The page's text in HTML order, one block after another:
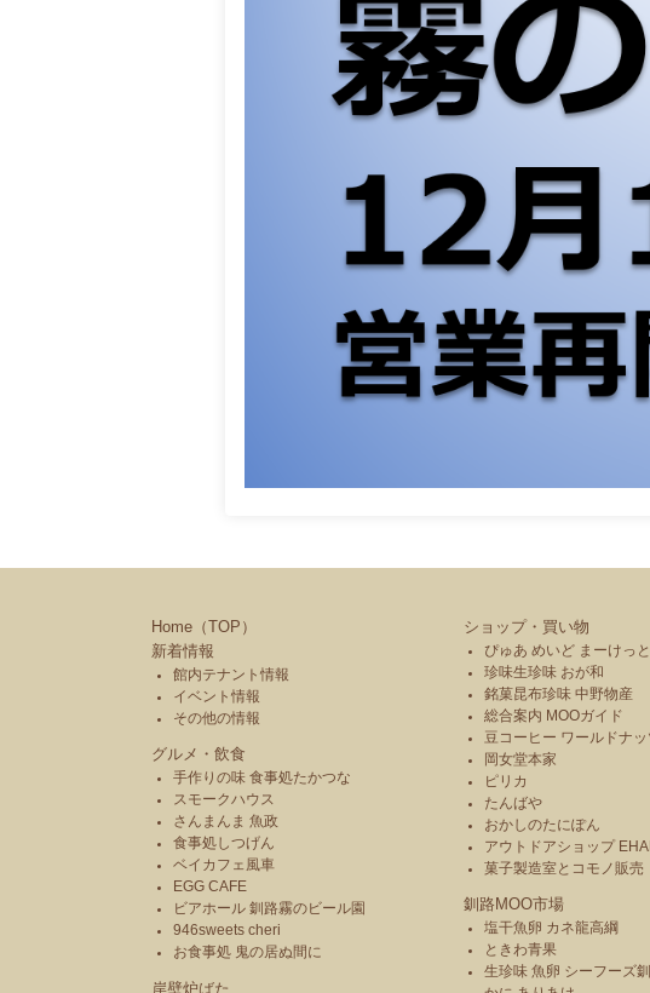
Home（TOP）
新着情報
館内テナント情報
イベント情報
その他の情報
グルメ・飲食
手作りの味 食事処たかつな
スモークハウス
さんまんま 魚政
食事処しつげん
ベイカフェ風車
EGG CAFE
ビアホール 釧路霧のビール園
946sweets cheri
お食事処 鬼の居ぬ間に
岸壁炉ばた
ショップ・買い物
ぴゅあ めいど まーけっと
珍味生珍味 おが和
銘菓昆布珍味 中野物産
総合案内 MOOガイド
豆コーヒー ワールドナッ
岡女堂本家
ピリカ
たんばや
おかしのたにぽん
アウトドアショップ
菓子製造室とコモノ販売
釧路MOO市場
塩干魚卵 カネ龍高綱
ときわ青果
生珍味 魚卵 シーフーズ